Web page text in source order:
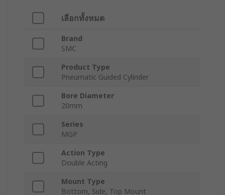
เลือกทั้งหมด
Brand
SMC
Product Type
Pneumatic Guided Cylinder
Bore Diameter
20mm
Series
MGP
Action Type
Double Acting
Mount Type
Bottom, Side, Top Mount